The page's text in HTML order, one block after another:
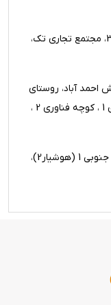
مشهد، دستغیب 35، مجتمع تجاری تک،
آباد، روستای
پیوه ژن،شهرک صنعتی بینالود ، کوچه فناوری 1 ، کوچه فناوری 2 ،
مشهد، بلوار خیام، خیابان خیام جنوبی 1 (هوشیار2)،